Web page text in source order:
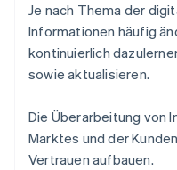
Je nach Thema der
Informationen häufig
kontinuierlich
sowie aktualisieren.
Die Überarbeitung von
Marktes und der
Vertrauen aufbauen.